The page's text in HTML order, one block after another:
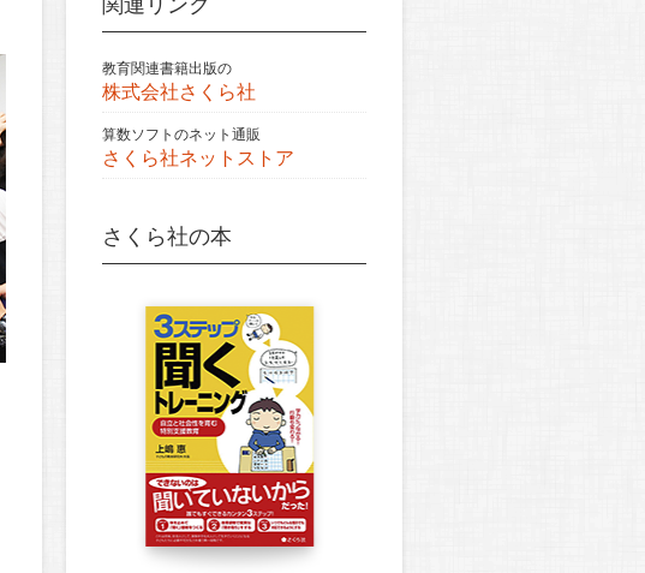
関連リンク
教育関連書籍出版の
株式会社さくら社
算数ソフトのネット通販
さくら社ネットストア
さくら社の本